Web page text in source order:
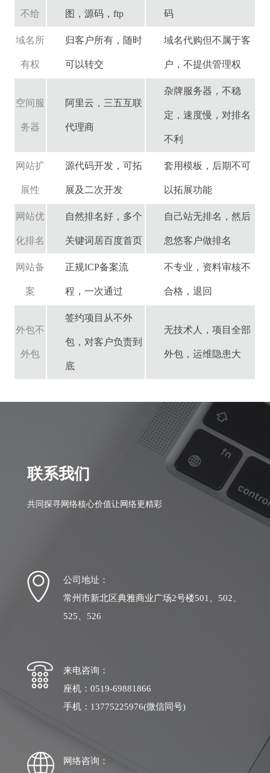
不给 图，源码，ftp 码
域名所
有权
归客户所有，随时
可以转交
域名代购但不属于客
户，不提供管理权
空间服
务器
阿里云，三五互联
代理商
杂牌服务器，不稳
定，速度慢，对排名
不利
网站扩
展性
源代码开发，可拓
展及二次开发
套用模板，后期不可
以拓展功能
网站优
化排名
自然排名好，多个
关键词居百度首页
自己站无排名，然后
忽悠客户做排名
网站备
案
正规ICP备案流
程，一次通过
不专业，资料审核不
合格，退回
外包不
外包
签约项目从不外
包，对客户负责到
底
无技术人，项目全部
外包，运维隐患大
联系我们
共同探寻网络核心价值让网络更精彩
公司地址：
常州市新北区典雅商业广场2号楼501、502、
525、526
来电咨询：
座机：0519-69881866
手机：13775225976(微信同号)
网络咨询：